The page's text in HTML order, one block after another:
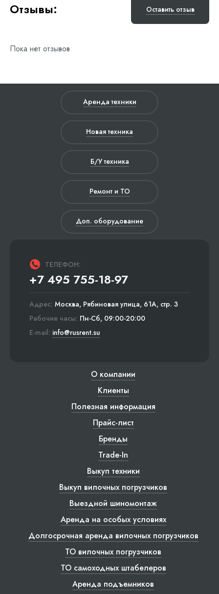
Отзывы: Оставить отзыв
Пока нет отзывов
Аренда техники
Новая техника
Б/У техника
Ремонт и ТО
Доп. оборудование
ТЕЛЕФОН:
+7 495 755-18-97
Адрес: Москва, Рябиновая улица, 61А, стр. 3
Рабочие часы: Пн-Сб, 09:00-20:00
E-mail: info@rusrent.su
О компании
Клиенты
Полезная информация
Прайс-лист
Бренды
Trade-In
Выкуп техники
Выкуп вилочных погрузчиков
Выездной шиномонтаж
Аренда на особых условиях
Долгосрочная аренда вилочных погрузчиков
ТО вилочных погрузчиков
ТО самоходных штабелеров
Аренда подъемников